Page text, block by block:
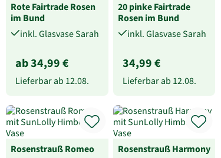
Rote Fairtrade Rosen
im Bund
inkl. Glasvase Sarah
ab 34,99 €
Lieferbar ab 12.08.
20 pinke Fairtrade
Rosen im Bund
inkl. Glasvase Sarah
34,99 €
Lieferbar ab 12.08.
Rosenstrauß Romeo
Rosenstrauß Harmony